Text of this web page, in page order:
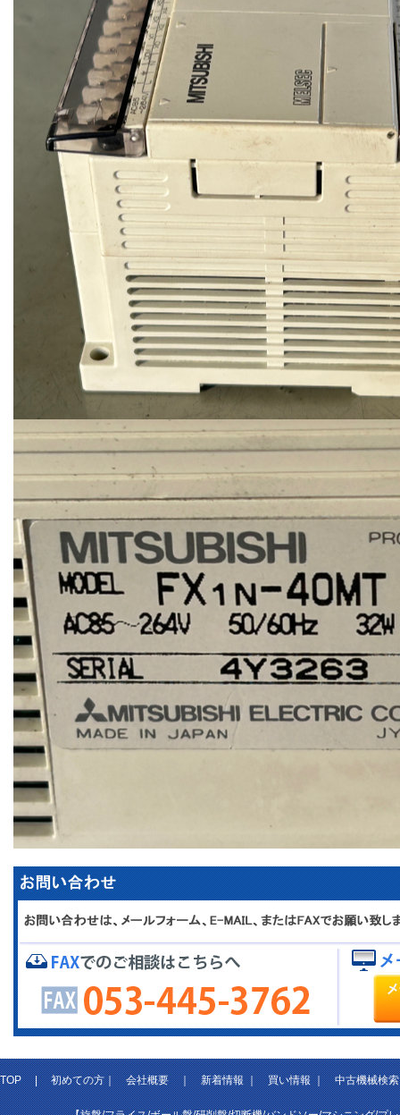
TOP|初めての方｜会社概要｜新着情報｜買い情報｜中古機械検索